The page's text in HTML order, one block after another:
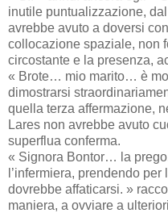
inutile puntualizzazione,
avrebbe avuto a doversi
collocazione spaziale, non
circostante e la presenza,
« Brote… mio marito… è
dimostrarsi
quella terza affermazione,
Lares non avrebbe avuto
superflua conferma.
« Signora Bontor… la
l’infermiera, prendendo
dovrebbe affaticarsi. »
maniera, a ovviare a